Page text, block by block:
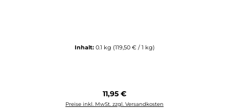
Inhalt: 0.1 kg (119,50 € / 1 kg)
Regulärer Preis:
11,95 €
Preise inkl. MwSt. zzgl. Versandkosten